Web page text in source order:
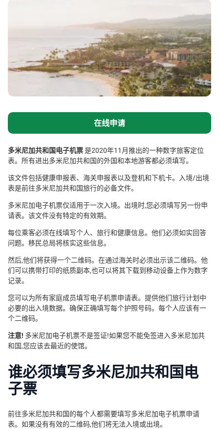
在线申请
多米尼加共和国电子机票是2020年11月推出的一种数字旅客定位
表。所有进出多米尼加共和国的外国和本地游客都必须填写。
该文件包括健康申报表、海关申报表以及登机和下机卡。入境/出境
表是前往多米尼加共和国旅行的必备文件。
多米尼加电子机票仅适用于一次入境。出境时,您必须填写另一份申
请表。该文件没有特定的有效期。
每位乘客必须在线填写个人、旅行和健康信息。他们必须如实回答
问题。移民总局将核实这些信息。
然后,他们将获得一个二维码。在通过海关时必须出示该二维码。他
们可以携带打印的纸质副本,也可以将其下载到移动设备上作为数字
记录。
您可以为所有家庭成员填写电子机票申请表。提供他们旅行计划中
必要的出入境数据。确保正确填写每个护照号码。每个人应该有一
个二维码。
注意! 多米尼加电子机票不是签证!如果您不能免签进入多米尼加共
和国,您应该去最近的使馆。
谁必须填写多米尼加共和国电
子票
前往多米尼加共和国的每个人都需要填写多米尼加电子机票申请
表。如果没有有效的二维码,他们将无法入境或出境。